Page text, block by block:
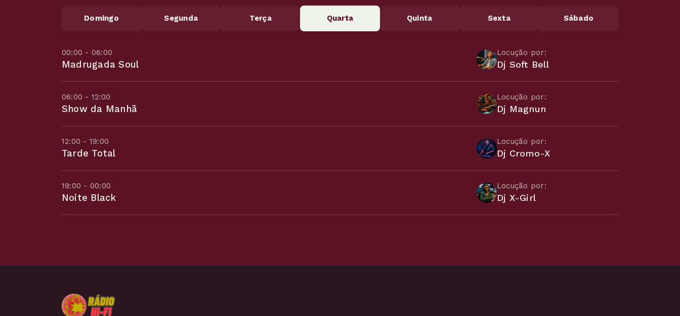
Domingo Segunda Terça Quarta Quinta Sexta Sábado
00:00 - 06:00
Madrugada Soul
Locução por:
Dj Soft Bell
06:00 - 12:00
Show da Manhã
Locução por:
Dj Magnun
12:00 - 19:00
Tarde Total
Locução por:
Dj Cromo-X
19:00 - 00:00
Noite Black
Locução por:
Dj X-Girl